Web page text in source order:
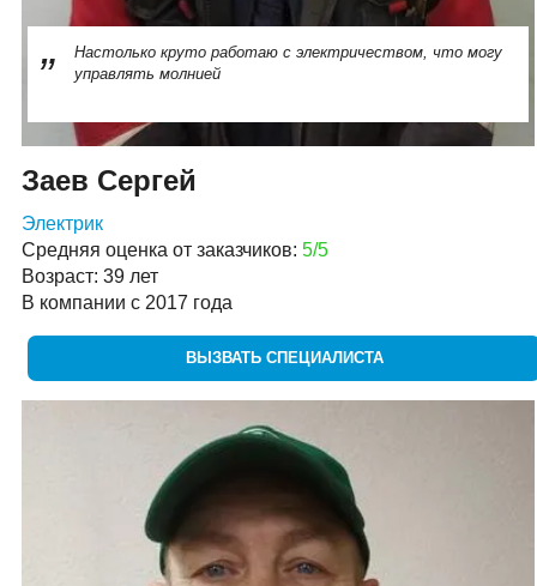
Настолько круто работаю с электричеством, что могу
управлять молнией
Заев Сергей
Электрик
Средняя оценка от заказчиков: 5/5
Возраст: 39 лет
В компании с 2017 года
ВЫЗВАТЬ СПЕЦИАЛИСТА